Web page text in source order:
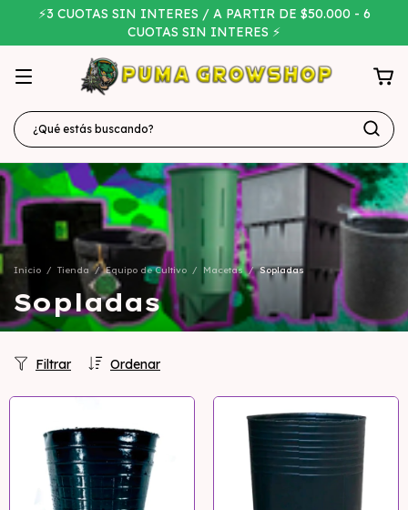
⚡3 CUOTAS SIN INTERES / A PARTIR DE $50.000 - 6
CUOTAS SIN INTERES ⚡
Inicio / Tienda / Equipo de Cultivo / Macetas / Sopladas
Sopladas
Ordenar
Filtrar